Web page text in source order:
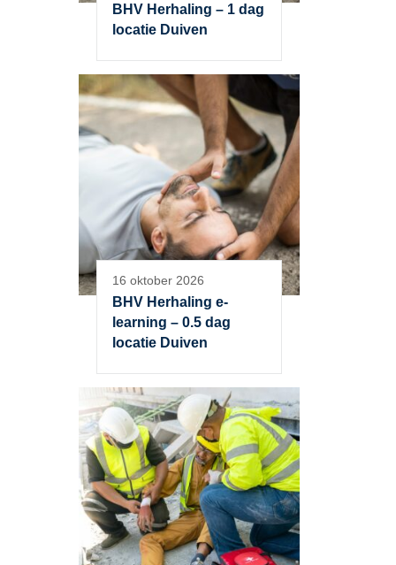
BHV Herhaling – 1 dag
locatie Duiven
16 oktober 2026
BHV Herhaling e-
learning – 0.5 dag
locatie Duiven